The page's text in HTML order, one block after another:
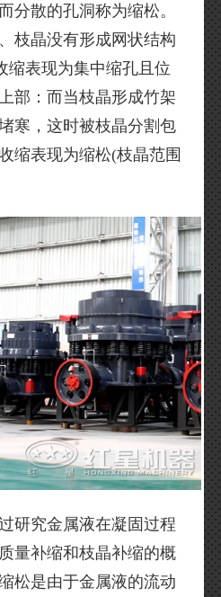
分散的孔洞称为缩松。
枝晶没有形成网状结构
缩表现为集中缩孔且位
部：而当枝晶形成竹架
寒，这时被枝晶分割包
缩表现为缩松(枝晶范围
研究金属液在凝固过程
量补缩和枝晶补缩的概
松是由于金属液的流动